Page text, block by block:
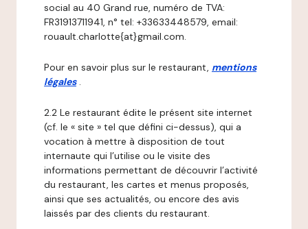
social au 40 Grand rue, numéro de TVA:
FR31913711941, n° tel: +33633448579, email:
rouault.charlotte{at}gmail.com.
Pour en savoir plus sur le restaurant, mentions
légales .
2.2 Le restaurant édite le présent site internet
(cf. le « site » tel que défini ci-dessus), qui a
vocation à mettre à disposition de tout
internaute qui l’utilise ou le visite des
informations permettant de découvrir l’activité
du restaurant, les cartes et menus proposés,
ainsi que ses actualités, ou encore des avis
laissés par des clients du restaurant.